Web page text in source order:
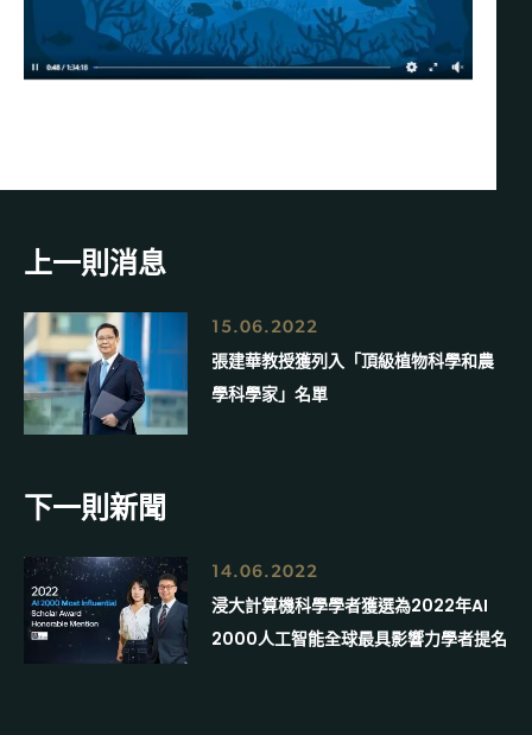
上一則消息
15.06.2022
張建華教授獲列入「頂級植物科學和農
學科學家」名單
下一則新聞
14.06.2022
浸大計算機科學學者獲選為2022年AI
2000人工智能全球最具影響力學者提名